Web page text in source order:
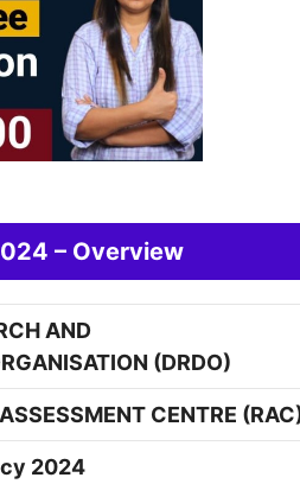
– Overview
AND
(DRDO)
CENTRE
2024